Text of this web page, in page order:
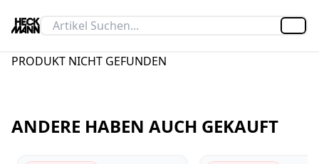
PRODUKT NICHT GEFUNDEN
ANDERE HABEN AUCH GEKAUFT